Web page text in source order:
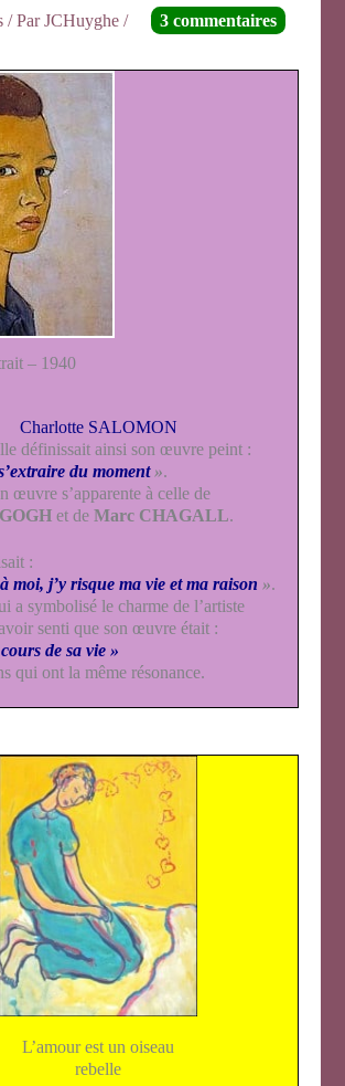
/ ParJCHuyghe/ 3 commentaires
– 1940
Charlotte SALOMON
définissait ainsi son œuvre peint :
du moment ».
œuvre s’apparente à celle de
et deMarc CHAGALL.
:
moi, j’y risque ma vie et ma raison ».
symbolisé le charme de l’artiste
senti que son œuvre était :
de sa vie »
qui ont la même résonance.
L’amour est un oiseau
rebelle